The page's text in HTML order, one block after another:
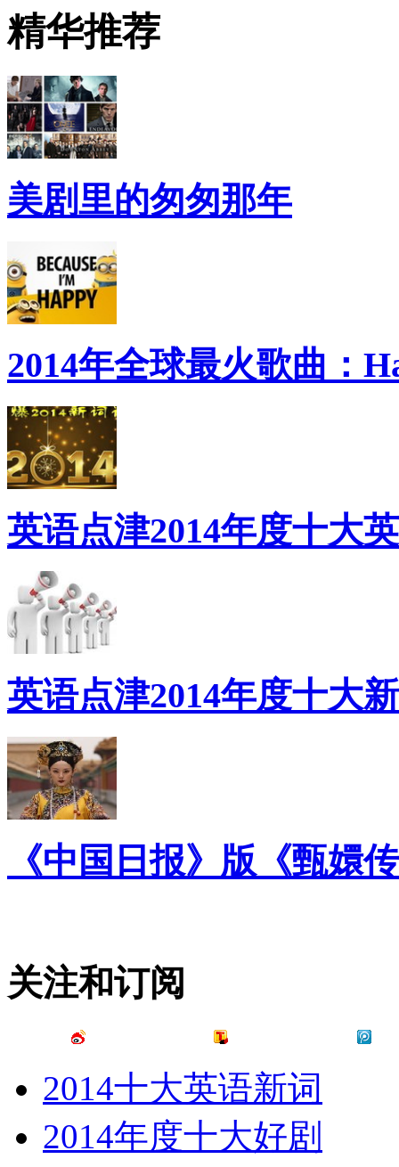
精华推荐
美剧里的匆匆那年
2014年全球最火歌曲：
英语点津2014年度十大
英语点津2014年度十大
《中国日报》版《甄嬛
关注和订阅
2014十大英语新词
2014年度十大好剧